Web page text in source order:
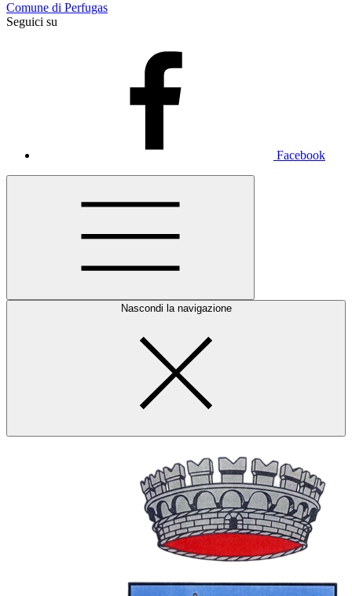
Comune di Perfugas
Seguici su
Facebook
Nascondi la navigazione